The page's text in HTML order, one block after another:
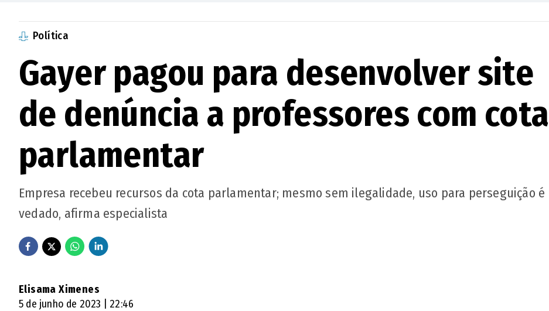
Política
Gayer pagou para desenvolver site
de denúncia a professores com cota
parlamentar
Empresa recebeu recursos da cota parlamentar; mesmo sem ilegalidade, uso para perseguição é
vedado, afirma especialista
Elisama Ximenes
5 de junho de 2023 | 22:46